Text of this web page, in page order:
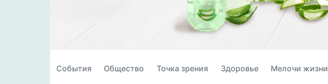
События Общество Точка зрения Здоровье Мелочи жизни